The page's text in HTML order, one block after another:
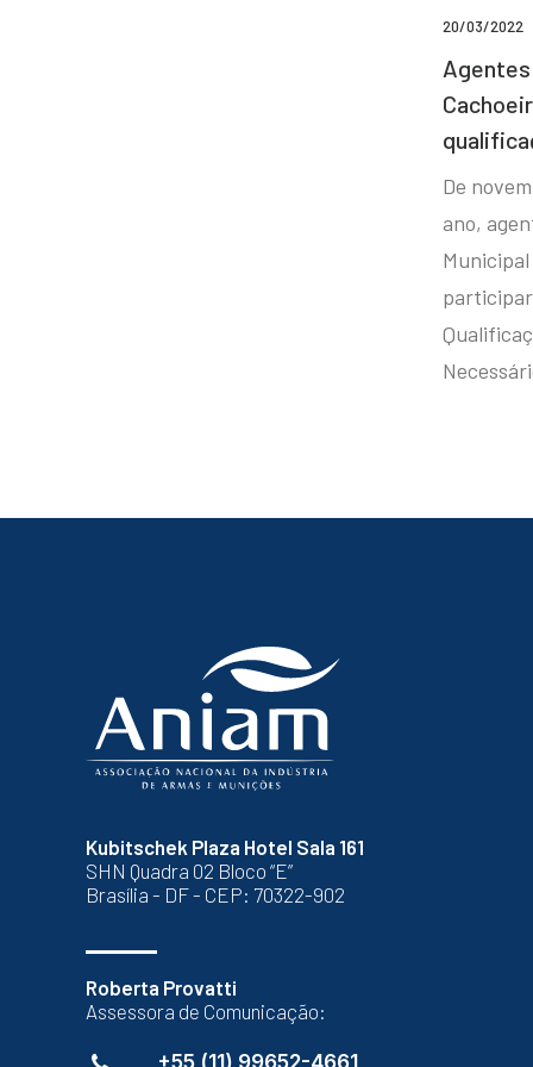
20/03/2022
Agentes
De
ano,
Kubitschek Plaza Hotel Sala 161
SHN Quadra 02 Bloco “E”
Brasília - DF - CEP: 70322-902
Roberta Provatti
Assessora de Comunicação:
+55 (11) 99652-4661